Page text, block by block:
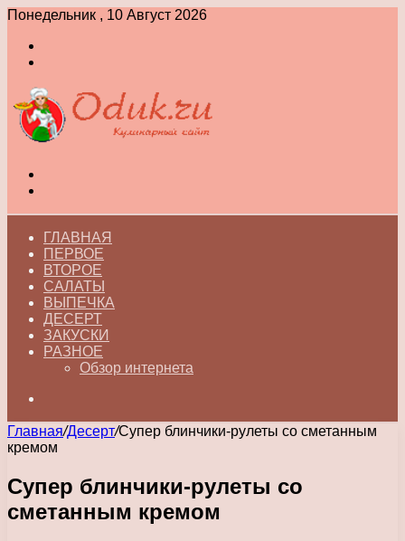
Понедельник , 10 Август 2026
ГЛАВНАЯ
ПЕРВОЕ
ВТОРОЕ
САЛАТЫ
ВЫПЕЧКА
ДЕСЕРТ
ЗАКУСКИ
РАЗНОЕ
Обзор интернета
Главная/Десерт/Супер блинчики-рулеты со сметанным
кремом
Супер блинчики-рулеты со
сметанным кремом